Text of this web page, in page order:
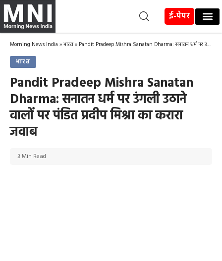
ई-पेपर
Morning News India »भारत» Pandit Pradeep Mishra Sanatan Dharma: सनातन धर्म पर उंगली उठाने वालों पर पंडित प्रदीप मिश्रा का करारा जवाब
भारत
Pandit Pradeep Mishra Sanatan
Dharma: सनातन धर्म पर उंगली उठाने
वालों पर पंडित प्रदीप मिश्रा का करारा
जवाब
3 Min Read